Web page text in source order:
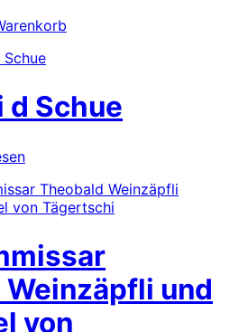
d Schue
und
von